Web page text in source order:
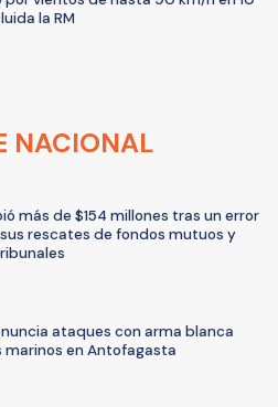
la RM
NACIONAL
más de $154 millones tras un error
rescates de fondos mutuos y
ataques con arma blanca
marinos en Antofagasta